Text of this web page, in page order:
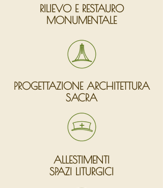
RILIEVO E RESTAURO
MONUMENTALE
PROGETTAZIONE ARCHITETTURA
SACRA
ALLESTIMENTI
SPAZI LITURGICI